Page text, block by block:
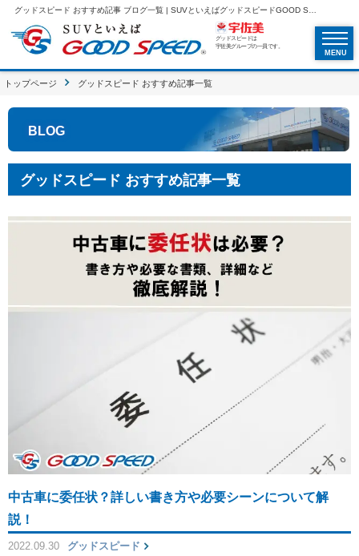
グッドスピードは
宇佐美グループの一員です。
MENU
トップページ グッドスピード おすすめ記事一覧
BLOG
グッドスピード おすすめ記事一覧
中古車に委任状？詳しい書き方や必要シーンについて解
説！
2022.09.30 グッドスピード